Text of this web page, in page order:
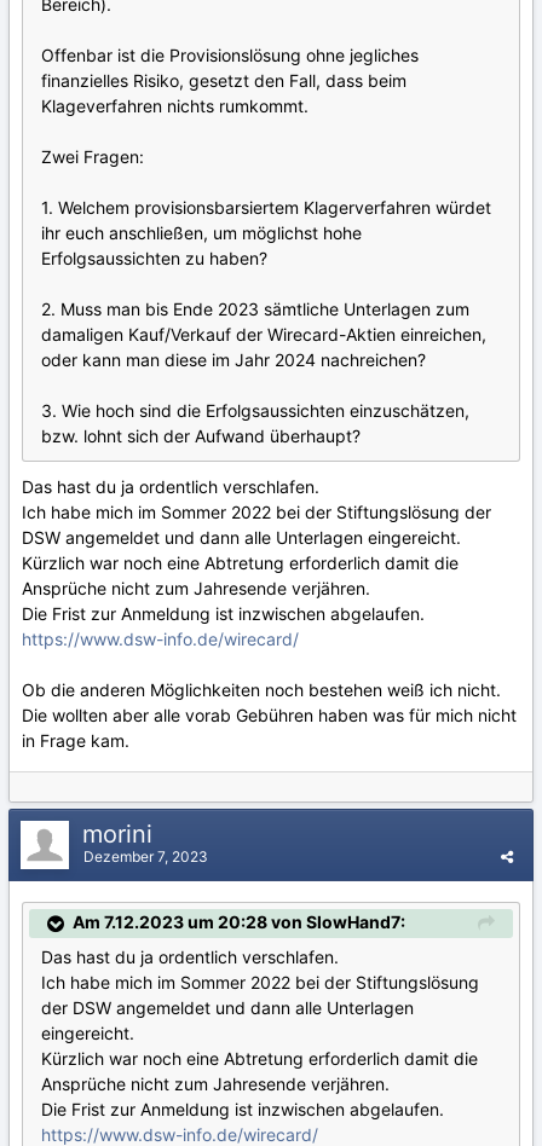
Bereich).
Offenbar ist die Provisionslösung ohne jegliches
finanzielles Risiko, gesetzt den Fall, dass beim
Klageverfahren nichts rumkommt.
Zwei Fragen:
1. Welchem provisionsbarsiertem Klagerverfahren würdet
ihr euch anschließen, um möglichst hohe
Erfolgsaussichten zu haben?
2. Muss man bis Ende 2023 sämtliche Unterlagen zum
damaligen Kauf/Verkauf der Wirecard-Aktien einreichen,
oder kann man diese im Jahr 2024 nachreichen?
3. Wie hoch sind die Erfolgsaussichten einzuschätzen,
bzw. lohnt sich der Aufwand überhaupt?
Das hast du ja ordentlich verschlafen.
Ich habe mich im Sommer 2022 bei der Stiftungslösung der
DSW angemeldet und dann alle Unterlagen eingereicht.
Kürzlich war noch eine Abtretung erforderlich damit die
Ansprüche nicht zum Jahresende verjähren.
Die Frist zur Anmeldung ist inzwischen abgelaufen.
https://www.dsw-info.de/wirecard/
Ob die anderen Möglichkeiten noch bestehen weiß ich nicht.
Die wollten aber alle vorab Gebühren haben was für mich nicht
in Frage kam.
morini
Dezember 7, 2023
Am 7.12.2023 um 20:28 von SlowHand7:
Das hast du ja ordentlich verschlafen.
Ich habe mich im Sommer 2022 bei der Stiftungslösung
der DSW angemeldet und dann alle Unterlagen
eingereicht.
Kürzlich war noch eine Abtretung erforderlich damit die
Ansprüche nicht zum Jahresende verjähren.
Die Frist zur Anmeldung ist inzwischen abgelaufen.
https://www.dsw-info.de/wirecard/